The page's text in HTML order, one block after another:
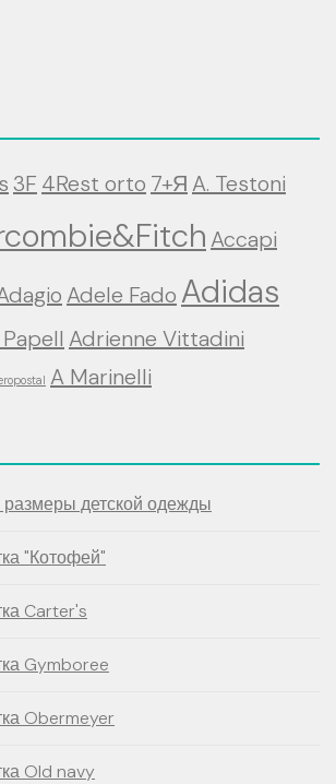
3F 4Rest orto 7+Я A. Testoni
Accapi
Adele Fado Adidas
Adrienne Vittadini
A Marinelli
детской одежды
"Котофей"
Carter's
Gymboree
Obermeyer
Old navy